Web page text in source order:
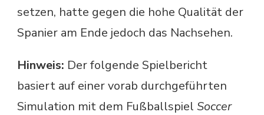
setzen, hatte gegen die hohe Qualität der
Spanier am Ende jedoch das Nachsehen.
Hinweis: Der folgende Spielbericht
basiert auf einer vorab durchgeführten
Simulation mit dem Fußballspiel Soccer